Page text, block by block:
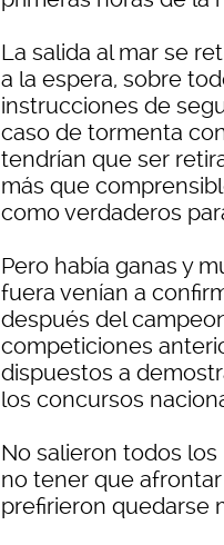
La salida al mar se
a la espera, sobre
instrucciones de
caso de tormenta
tendrían que ser
más que
como verdaderos
Pero había ganas y
fuera venían a
después del
competiciones
dispuestos a
los concursos
No salieron todos
no tener que
prefirieron quedarse